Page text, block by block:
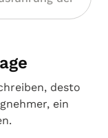
desto
ein